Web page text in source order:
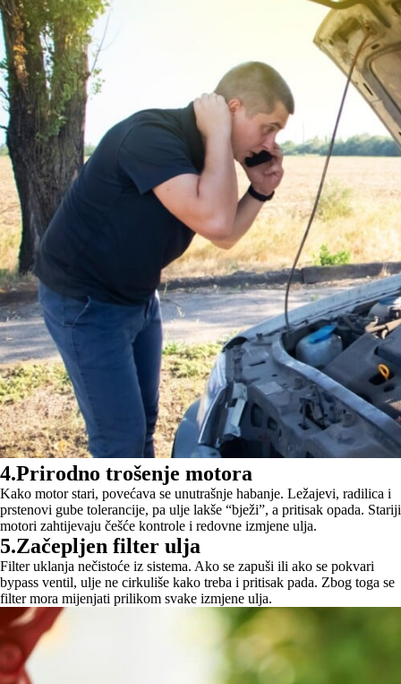
4.Prirodno trošenje motora
Kako motor stari, povećava se unutrašnje habanje. Ležajevi, radilica i
prstenovi gube tolerancije, pa ulje lakše “bježi”, a pritisak opada. Stariji
motori zahtijevaju češće kontrole i redovne izmjene ulja.
5.Začepljen filter ulja
Filter uklanja nečistoće iz sistema. Ako se zapuši ili ako se pokvari
bypass ventil, ulje ne cirkuliše kako treba i pritisak pada. Zbog toga se
filter mora mijenjati prilikom svake izmjene ulja.